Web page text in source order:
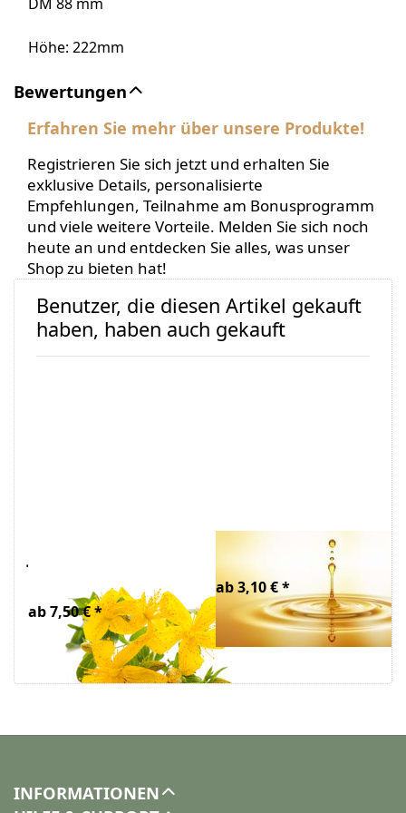
Höhe: 222mm
Bewertungen
Erfahren Sie mehr über unsere Produkte!
Registrieren Sie sich jetzt und erhalten Sie
exklusive Details, personalisierte
Empfehlungen, Teilnahme am Bonusprogramm
und viele weitere Vorteile. Melden Sie sich noch
heute an und entdecken Sie alles, was unser
Shop zu bieten hat!
Benutzer, die diesen Artikel gekauft
haben, haben auch gekauft
ab 7,50 € *
Glycerin Bio
ab 3,10 € *
INFORMATIONEN